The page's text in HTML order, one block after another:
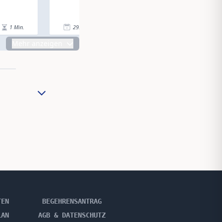
1 Min. 29.05.24
BEGEHRENSANTRAG
AGB & DATENSCHUTZ